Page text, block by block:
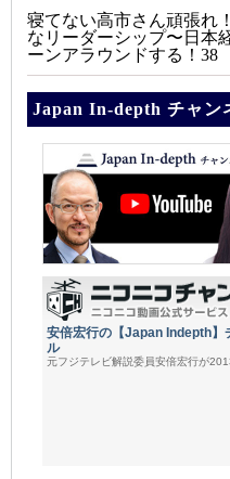
寝てない高市さん頑張れ
なリーダーシップ〜日本
ーンアラウンドする！38
Japan In-depth チャン